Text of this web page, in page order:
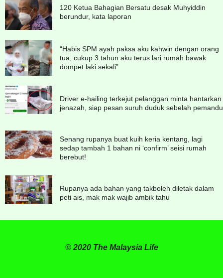
120 Ketua Bahagian Bersatu desak Muhyiddin
berundur, kata laporan
“Habis SPM ayah paksa aku kahwin dengan orang
tua, cukup 3 tahun aku terus lari rumah bawak
dompet laki sekali”
Driver e-hailing terkejut pelanggan minta hantarkan
jenazah, siap pesan suruh duduk sebelah pemandu
Senang rupanya buat kuih keria kentang, lagi
sedap tambah 1 bahan ni ‘confirm’ seisi rumah
berebut!
Rupanya ada bahan yang takboleh diletak dalam
peti ais, mak mak wajib ambik tahu
© 2020 The Malaysia Life